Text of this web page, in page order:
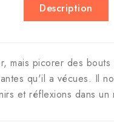
Description
mais picorer des
qu'il a vécues. Il
et réflexions dans un